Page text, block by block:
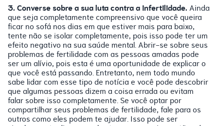
3. Converse sobre a sua luta contra a infertilidade.Ainda
que seja completamente compreensivo que você queira
ficar no sofá nos dias em que estiver mais para baixo,
tente não se isolar completamente, pois isso pode ter um
efeito negativo na sua saúde mental. Abrir-se sobre seus
problemas de fertilidade com as pessoas amadas pode
ser um alívio, pois esta é uma oportunidade de explicar o
que você está passando. Entretanto, nem todo mundo
sabe lidar com esse tipo de notícia e você pode descobrir
que algumas pessoas dizem a coisa errada ou evitam
falar sobre isso completamente. Se você optar por
compartilhar seus problemas de fertilidade, fale para os
outros como eles podem te ajudar. Isso pode ser